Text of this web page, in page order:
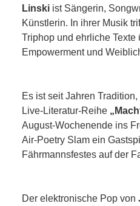
Linski ist Sängerin,
Künstlerin. In ihrer Musik
Triphop und ehrliche Texte
Empowerment und
Es ist seit Jahren
Live-Literatur-Reihe
August-Wochenende ins
Air-Poetry Slam ein
Fährmannsfestes auf der
Der elektronische Pop von